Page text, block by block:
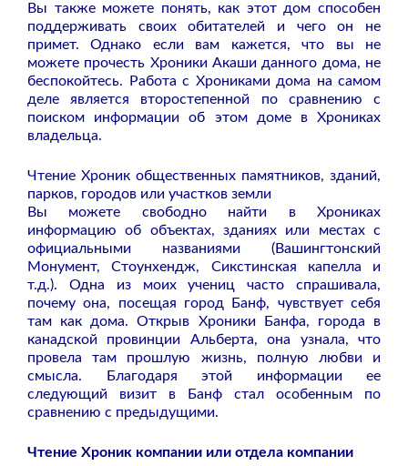
Вы также можете понять, как этот дом способен
поддерживать своих обитателей и чего он не
примет. Однако если вам кажется, что вы не
можете прочесть Хроники Акаши данного дома, не
беспокойтесь. Работа с Хрониками дома на самом
деле является второстепенной по сравнению с
поиском информации об этом доме в Хрониках
владельца.
Чтение Хроник общественных памятников, зданий,
парков, городов или участков земли
Вы можете свободно найти в Хрониках
информацию об объектах, зданиях или местах с
официальными названиями (Вашингтонский
Монумент, Стоунхендж, Сикстинская капелла и
т.д.). Одна из моих учениц часто спрашивала,
почему она, посещая город Банф, чувствует себя
там как дома. Открыв Хроники Банфа, города в
канадской провинции Альберта, она узнала, что
провела там прошлую жизнь, полную любви и
смысла. Благодаря этой информации ее
следующий визит в Банф стал особенным по
сравнению с предыдущими.
Чтение Хроник компании или отдела компании